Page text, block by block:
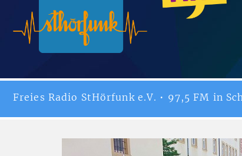
Freies Radio StHörfunke.V. • 97,5 FM in